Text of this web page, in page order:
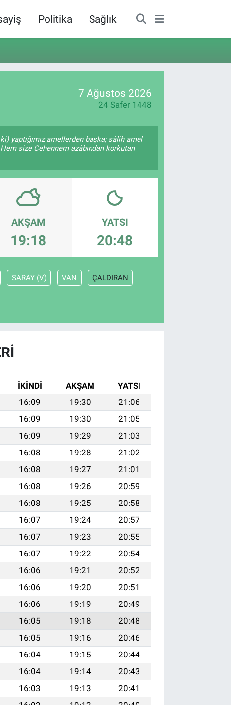
Politika Sağlık
7 Ağustos 2026
24 Safer 1448
yaptığımız amellerden başka; sâlih amel
size Cehennem azâbından korkutan
AKŞAM
19:18
YATSI
20:48
SARAY (V) VAN ÇALDIRAN
İKINDI AKŞAM
YATSI
16:09 19:30
21:06
16:09 19:30
21:05
16:09 19:29
21:03
16:08 19:28
21:02
16:08 19:27
21:01
16:08 19:26
20:59
16:08 19:25
20:58
16:07 19:24
20:57
16:07 19:23
20:55
16:07 19:22
20:54
16:06 19:21
20:52
16:06 19:20
20:51
16:06 19:19
20:49
16:05 19:18
20:48
16:05 19:16
20:46
16:04 19:15
20:44
16:04 19:14
20:43
16:03 19:13
20:41